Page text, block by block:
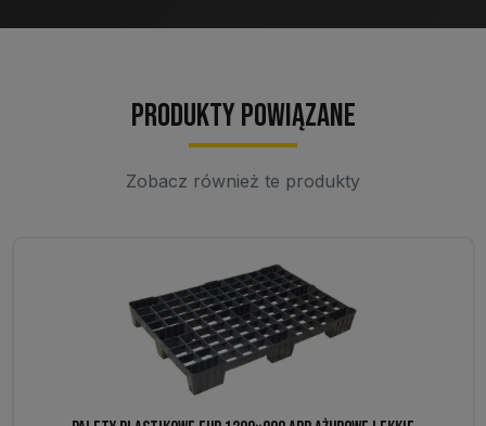
Produkty powiązane
Zobacz również te produkty